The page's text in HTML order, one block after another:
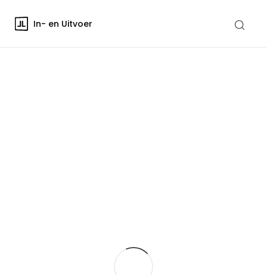
In- en Uitvoer